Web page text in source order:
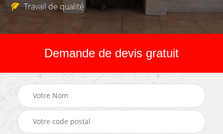
Travail de qualité
Demande de devis gratuit